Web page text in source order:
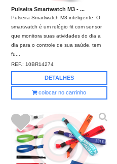
Pulseira Smartwatch M3 - ...
Pulseira Smartwatch M3 inteligente. O
smartwatch é um relógio fit com sensor
que monitora suas atividades do dia a
dia para o controle de sua saúde, tem
fu...
REF.:10BR14274
DETALHES
colocar no carrinho